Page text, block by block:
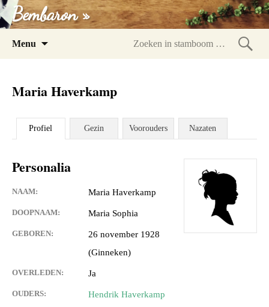
Bembaron »
Menu
Maria Haverkamp
Profiel Gezin Voorouders Nazaten
Personalia
NAAM: Maria Haverkamp
DOOPNAAM: Maria Sophia
GEBOREN:
26 november 1928
(Ginneken)
OVERLEDEN: Ja
OUDERS:
Hendrik Haverkamp